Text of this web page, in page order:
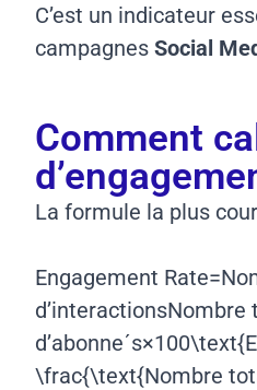
C’est un indicateur
campagnesSocial
Comment
La formule la plus
Engagement
d’interactionsNombre
\frac{\text{Nombre